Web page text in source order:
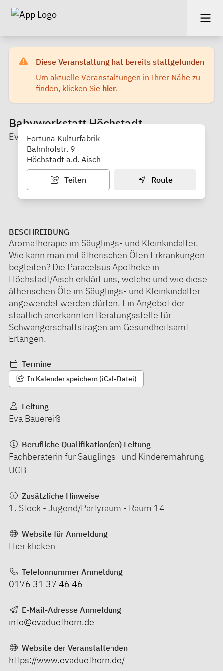
Diese Veranstaltung hat bereits stattgefunden
Um aktuelle Veranstaltungen in Ihrer Nähe zu
finden, klicken Sie hier.
Babywerkstatt Höchstadt
Eva Düthorn Gesundheitsberatung
Fortuna Kulturfabrik
Bahnhofstr. 9
Höchstadt a.d. Aisch
Teilen Route
BESCHREIBUNG
Aromatherapie im Säuglings- und Kleinkindalter.
Wie kann man mit ätherischen Ölen Erkrankungen
begleiten? Die Paracelsus Apotheke in
Höchstadt/Aisch erklärt uns, welche und wie diese
ätherischen Öle im Säuglings- und Kleinkindalter
angewendet werden dürfen. Ein Angebot der
staatlich anerkannten Beratungsstelle für
Schwangerschaftsfragen am Gesundheitsamt
Erlangen.
Termine
In Kalender speichern (iCal-Datei)
Leitung
Eva Bauereiß
Berufliche Qualifikation(en) Leitung
Fachberaterin für Säuglings- und Kinderernährung
UGB
Zusätzliche Hinweise
1. Stock - Jugend/Partyraum - Raum 14
Website für Anmeldung
Hier klicken
Telefonnummer Anmeldung
0176 31 37 46 46
E-Mail-Adresse Anmeldung
info@evaduethorn.de
Website der Veranstaltenden
https://www.evaduethorn.de/